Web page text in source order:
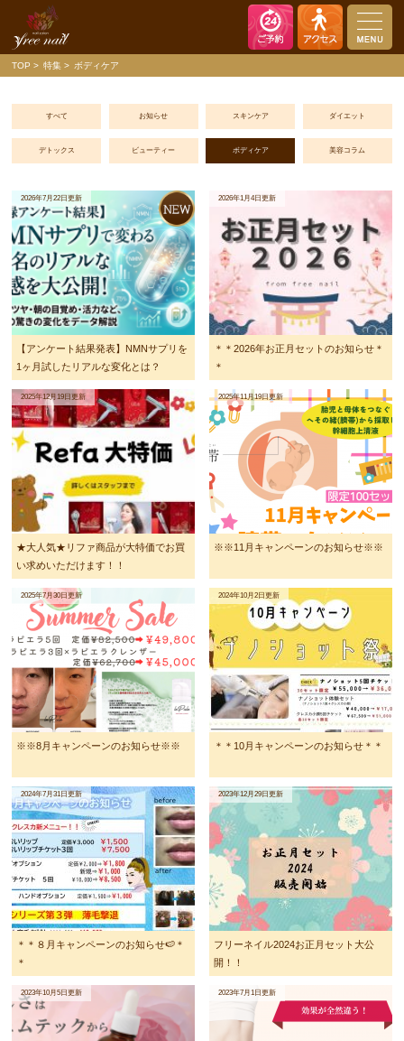
nail salon free nail（ネイルサロン フリーネイル）
TOP 特集 ボディケア
すべて お知らせ スキンケア ダイエット
デトックス ビューティー ボディケア 美容コラム
【アンケート結果発表】NMNサプリを
1ヶ月試したリアルな変化とは？
2026年7月22日更新
＊＊2026年お正月セットのお知らせ＊
＊
2026年1月4日更新
★大人気★リファ商品が大特価でお買
い求めいただけます！！
2025年12月19日更新
※※11月キャンペーンのお知らせ※※
2025年11月19日更新
※※8月キャンペーンのお知らせ※※
2025年7月30日更新
＊＊10月キャンペーンのお知らせ＊＊
2024年10月2日更新
＊＊８月キャンペーンのお知らせ🍉＊
＊
2024年7月31日更新
フリーネイル2024お正月セット大公
開！！
2023年12月29日更新
2023年10月5日更新 2023年7月1日更新